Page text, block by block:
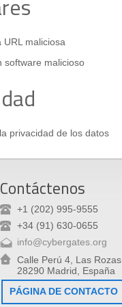
URL maliciosa
software malicioso
privacidad de los datos
Contáctenos
+1 (202) 995-9555
+34 (91) 630-0655
info@cybergates.org
Calle Perú 4, Las Rozas,
28290 Madrid, España
PÁGINA DE CONTACTO